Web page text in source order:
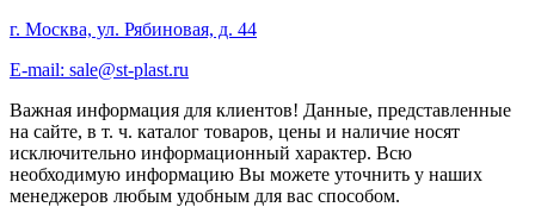
г. Москва, ул. Рябиновая, д. 44
E-mail: sale@st-plast.ru
Важная информация для клиентов! Данные, представленные
на сайте, в т. ч. каталог товаров, цены и наличие носят
исключительно информационный характер. Всю
необходимую информацию Вы можете уточнить у наших
менеджеров любым удобным для вас способом.